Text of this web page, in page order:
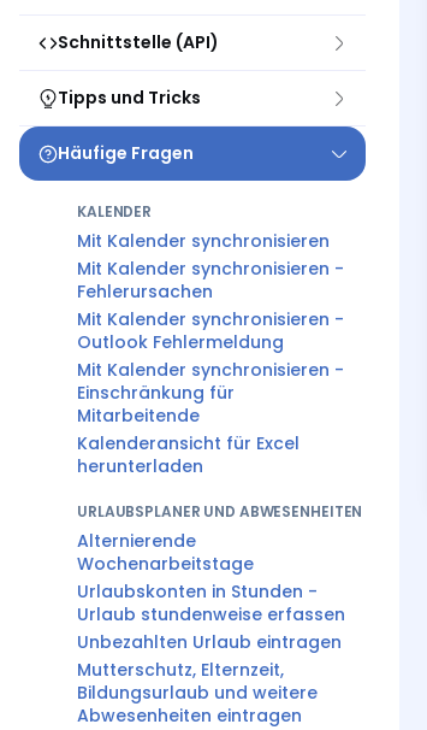
Schnittstelle (API)
Tipps und Tricks
Häufige Fragen
KALENDER
Mit Kalender synchronisieren
Mit Kalender synchronisieren -
Fehlerursachen
Mit Kalender synchronisieren -
Outlook Fehlermeldung
Mit Kalender synchronisieren -
Einschränkung für
Mitarbeitende
Kalenderansicht für Excel
herunterladen
URLAUBSPLANER UND ABWESENHEITEN
Alternierende
Wochenarbeitstage
Urlaubskonten in Stunden -
Urlaub stundenweise erfassen
Unbezahlten Urlaub eintragen
Mutterschutz, Elternzeit,
Bildungsurlaub und weitere
Abwesenheiten eintragen